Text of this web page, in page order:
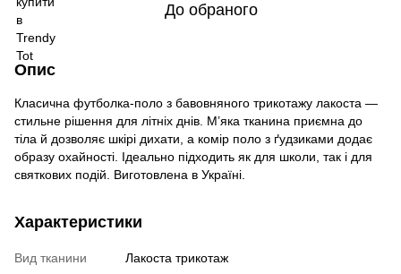
До обраного
Опис
Класична футболка-поло з бавовняного трикотажу лакоста —
стильне рішення для літніх днів. М’яка тканина приємна до
тіла й дозволяє шкірі дихати, а комір поло з ґудзиками додає
образу охайності. Ідеально підходить як для школи, так і для
святкових подій. Виготовлена в Україні.
Характеристики
Вид тканини
Лакоста трикотаж